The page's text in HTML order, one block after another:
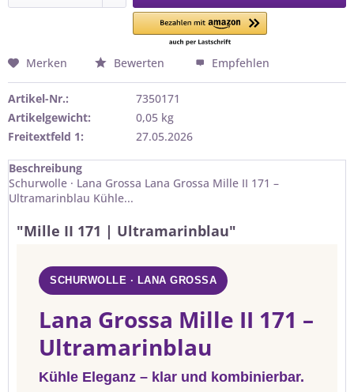
Merken Bewerten Empfehlen
Artikel-Nr.:
7350171
Artikelgewicht:
0,05 kg
Freitextfeld 1:
27.05.2026
Beschreibung
Schurwolle · Lana Grossa Lana Grossa Mille II 171 –
Ultramarinblau Kühle...
"Mille II 171 | Ultramarinblau"
SCHURWOLLE · LANA GROSSA
Lana Grossa Mille II 171 –
Ultramarinblau
Kühle Eleganz – klar und kombinierbar.